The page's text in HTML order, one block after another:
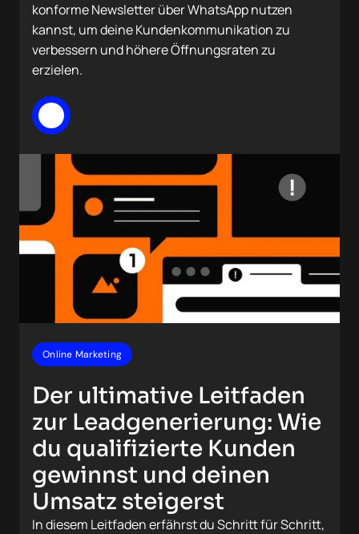
konforme Newsletter über WhatsApp nutzen
kannst, um deine Kundenkommunikation zu
verbessern und höhere Öffnungsraten zu
erzielen.
Online Marketing
Der ultimative Leitfaden
zur Leadgenerierung: Wie
du qualifizierte Kunden
gewinnst und deinen
Umsatz steigerst
In diesem Leitfaden erfährst du Schritt für Schritt,